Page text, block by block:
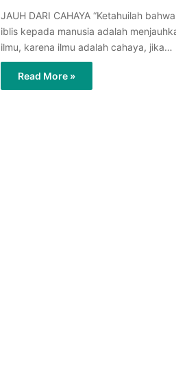
JAUH DARI CAHAYA “Ketahuilah
iblis kepada manusia adalah
ilmu, karena ilmu adalah cahaya, jika…
Read More »